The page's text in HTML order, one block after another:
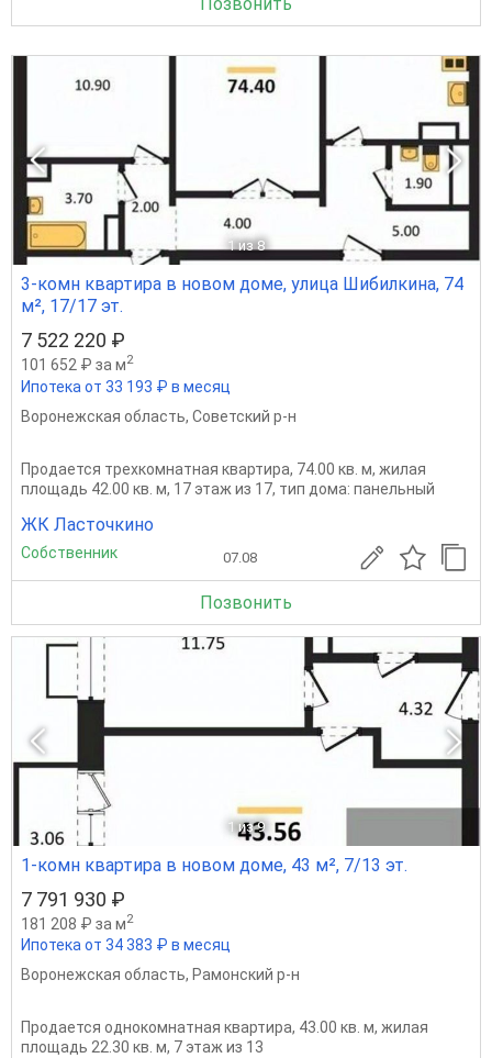
1 из 8
3-комн квартира в новом доме, улица Шибилкина, 74
м², 17/17 эт.
7 522 220 ₽
101 652 ₽ за м2
Ипотека от 33 193 ₽ в месяц
Воронежская область, Советский р-н
Продается трехкомнатная квартира, 74.00 кв. м, жилая
площадь 42.00 кв. м, 17 этаж из 17, тип дома: панельный
ЖК Ласточкино
Собственник 07.08
Позвонить
1 из 9
1-комн квартира в новом доме, 43 м², 7/13 эт.
7 791 930 ₽
181 208 ₽ за м2
Ипотека от 34 383 ₽ в месяц
Воронежская область, Рамонский р-н
Продается однокомнатная квартира, 43.00 кв. м, жилая
площадь 22.30 кв. м, 7 этаж из 13